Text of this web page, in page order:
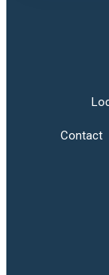
Contact